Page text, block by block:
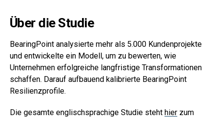
Über die Studie
BearingPoint analysierte mehr als 5.000 Kundenprojekte
und entwickelte ein Modell, um zu bewerten, wie
Unternehmen erfolgreiche langfristige Transformationen
schaffen. Darauf aufbauend kalibrierte BearingPoint
Resilienzprofile.
Die gesamte englischsprachige Studie steht hier zum